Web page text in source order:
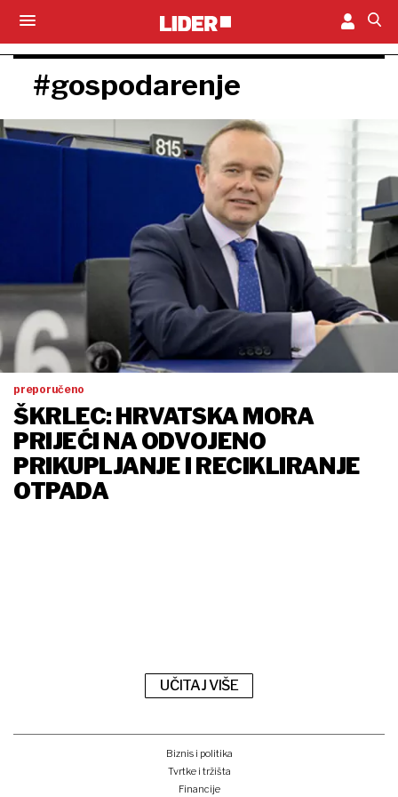
#gospodarenje
preporučeno
ŠKRLEC: HRVATSKA MORA
PRIJEĆI NA ODVOJENO
PRIKUPLJANJE I RECIKLIRANJE
OTPADA
UČITAJ VIŠE
Biznis i politika
Tvrtke i tržišta
Financije